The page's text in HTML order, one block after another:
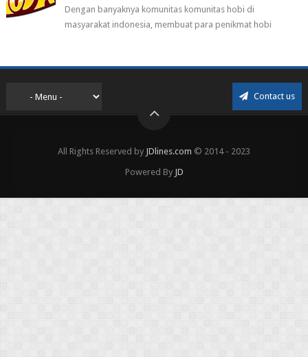
Dengan banyaknya komunitas komunitas hobi di
masyarakat indonesia, membuat para penikmat hobi
Contact us
All Rights Reserved by JDlines.com © 2014 - 2023
Powered By JD